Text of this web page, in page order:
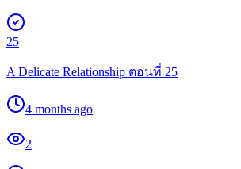
25
A Delicate Relationship ตอนที่ 25
4 months ago
2